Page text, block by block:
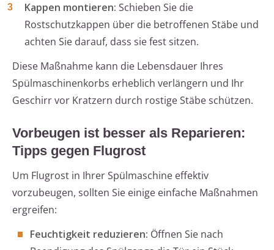
Kappen montieren: Schieben Sie die
Rostschutzkappen über die betroffenen Stäbe und
achten Sie darauf, dass sie fest sitzen.
Diese Maßnahme kann die Lebensdauer Ihres
Spülmaschinenkorbs erheblich verlängern und Ihr
Geschirr vor Kratzern durch rostige Stäbe schützen.
Vorbeugen ist besser als Reparieren:
Tipps gegen Flugrost
Um Flugrost in Ihrer Spülmaschine effektiv
vorzubeugen, sollten Sie einige einfache Maßnahmen
ergreifen:
Feuchtigkeit reduzieren: Öffnen Sie nach